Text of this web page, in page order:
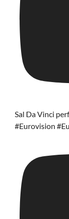
Sal Da Vinci
#Eurovision